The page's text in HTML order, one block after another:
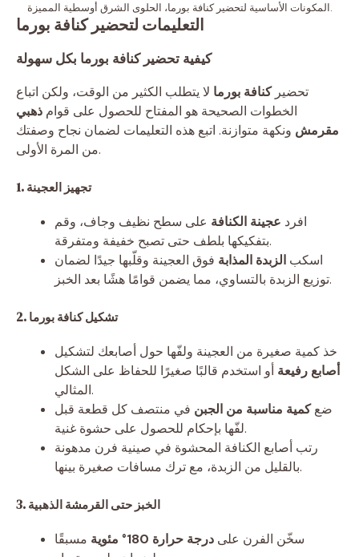
المكونات الأساسية لتحضير كنافة بورما، الحلوى الشرق أوسطية المميزة.
التعليمات لتحضير كنافة بورما
كيفية تحضير كنافة بورما بكل سهولة
تحضيركنافة بورما لا يتطلب الكثير من الوقت، ولكن اتباع
الخطوات الصحيحة هو المفتاح للحصول على قوام ذهبي
مقرمش ونكهة متوازنة. اتبع هذه التعليمات لضمان نجاح وصفتك
من المرة الأولى.
1. تجهيز العجينة
افرد عجينة الكنافة على سطح نظيف وجاف، وقم
بتفكيكها بلطف حتى تصبح خفيفة ومتفرقة.
اسكب الزبدة المذابة فوق العجينة وقلّبها جيدًا لضمان
توزيع الزبدة بالتساوي، مما يضمن قوامًا هشًا بعد الخبز.
2. تشكيل كنافة بورما
خذ كمية صغيرة من العجينة ولفّها حول أصابعك لتشكيل
أصابع رفيعة أو استخدم قالبًا صغيرًا للحفاظ على الشكل
المثالي.
ضعكمية مناسبة من الجبن في منتصف كل قطعة قبل
لفّها بإحكام للحصول على حشوة غنية.
رتب أصابع الكنافة المحشوة في صينية فرن مدهونة
بالقليل من الزبدة، مع ترك مسافات صغيرة بينها.
3. الخبز حتى القرمشة الذهبية
سخّن الفرن على درجة حرارة 180° مئوية
مسبقًا